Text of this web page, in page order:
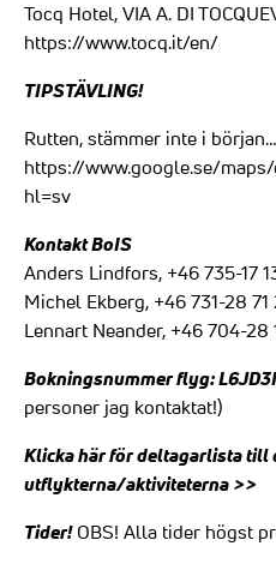
Tocq Hotel, VIA A. DI
https://www.tocq.it/en/
TIPSTÄVLING!
Rutten, stämmer inte i början…
https://www.google.se/maps/
hl=sv
Kontakt BoIS
Anders Lindfors, +46 735-17
Michel Ekberg, +46 731-28 71
Lennart Neander, +46 704-28
Bokningsnummer flyg: L6JD3I
personer jag kontaktat!)
Klicka här för deltagarlista till
utflykterna/aktiviteterna >>
Tider!OBS! Alla tider högst